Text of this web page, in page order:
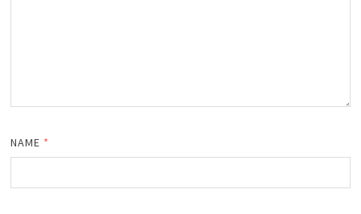
NAME *